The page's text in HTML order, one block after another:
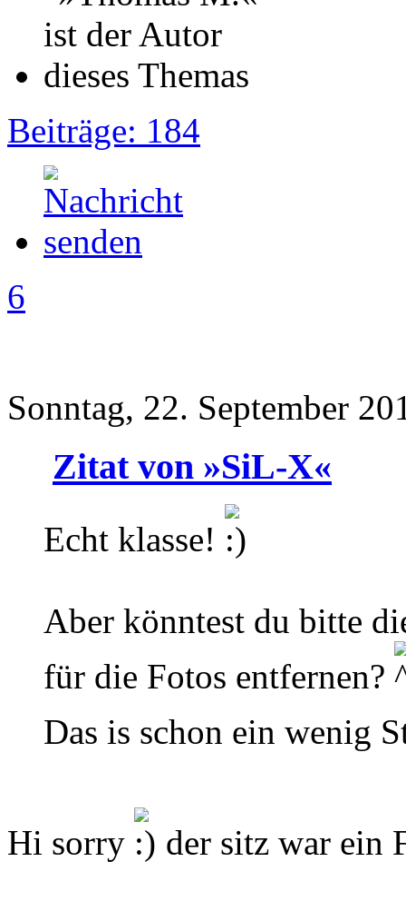
Beiträge: 184
6
Sonntag, 22. September
Zitat von »SiL-X«
Echt klasse!
Aber könntest du bitte
für die Fotos entfernen?
Das is schon ein wenig
Hi sorry der sitz war ein